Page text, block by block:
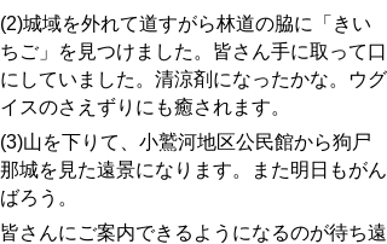
(2)城域を外れて道すがら林道の脇に「きい
ちご」を見つけました。皆さん手に取って口
にしていました。清涼剤になったかな。ウグ
イスのさえずりにも癒されます。
(3)山を下りて、小鷲河地区公民館から狗尸
那城を見た遠景になります。また明日もがん
ばろう。
皆さんにご案内できるようになるのが待ち遠